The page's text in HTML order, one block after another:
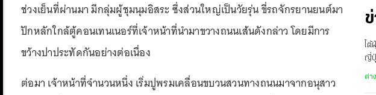
ช่วงเย็นที่ผ่านมา มีกลุ่มผู้ชุมนุมอิสระ ซึ่งส่วนใหญ่เป็นวัยรุ่น ขี่รถจักรยานยนต์มา
ปักหลักใกล้ตู้คอนเทนเนอร์ที่เจ้าหน้าที่นำมาขวางถนนเส้นดังกล่าว โดยมีการ
ขว้างปาประทัดกันอย่างต่อเนื่อง
ต่อมา เจ้าหน้าที่จำนวนหนึ่ง เริ่มปูพรมเคลื่อนขบวนสวนทางถนนมาจากอนุสาว
ไต้
ญี่ปุ่
อ
ต่า